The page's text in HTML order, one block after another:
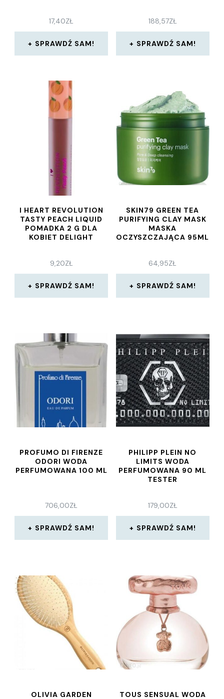
17,40ZŁ
SPRAWDŹ SAM!
188,57ZŁ
SPRAWDŹ SAM!
I HEART REVOLUTION
TASTY PEACH LIQUID
POMADKA 2 G DLA
KOBIET DELIGHT
9,20ZŁ
SPRAWDŹ SAM!
SKIN79 GREEN TEA
PURIFYING CLAY MASK
MASKA
OCZYSZCZAJĄCA 95ML
64,95ZŁ
SPRAWDŹ SAM!
PROFUMO DI FIRENZE
ODORI WODA
PERFUMOWANA 100 ML
706,00ZŁ
SPRAWDŹ SAM!
PHILIPP PLEIN NO
LIMITS WODA
PERFUMOWANA 90 ML
TESTER
179,00ZŁ
SPRAWDŹ SAM!
OLIVIA GARDEN
TOUS SENSUAL WODA